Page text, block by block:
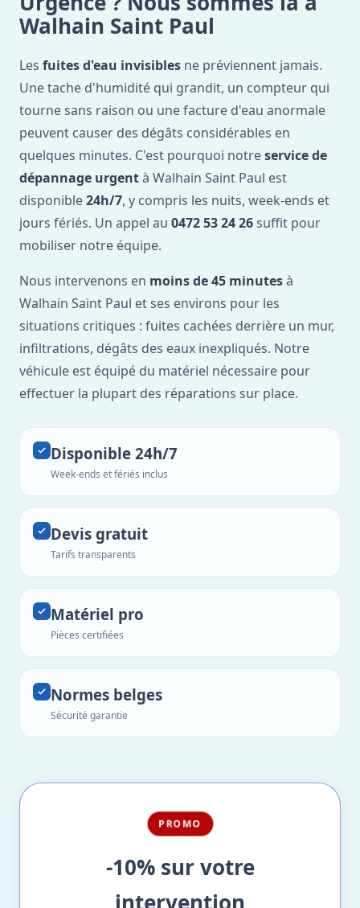
Walhain Saint Paul
Les fuites d'eau invisibles ne préviennent jamais.
Une tache d'humidité qui grandit, un compteur qui
tourne sans raison ou une facture d'eau anormale
peuvent causer des dégâts considérables en
quelques minutes. C'est pourquoi notreservice de
dépannage urgentà Walhain Saint Paul est
disponible24h/7, y compris les nuits, week-ends et
jours fériés. Un appel au 0472 53 24 26 suffit pour
mobiliser notre équipe.
Nous intervenons en moins de 45 minutesà
Walhain Saint Paul et ses environs pour les
situations critiques : fuites cachées derrière un mur,
infiltrations, dégâts des eaux inexpliqués. Notre
véhicule est équipé du matériel nécessaire pour
effectuer la plupart des réparations sur place.
Disponible 24h/7
Week-ends et fériés inclus
Devis gratuit
Tarifs transparents
Matériel pro
Pièces certifiées
Normes belges
Sécurité garantie
PROMO
-10% sur votre